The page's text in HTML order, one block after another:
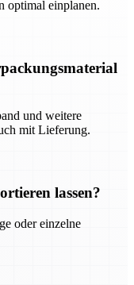
optimal einplanen.
und weitere
mit Lieferung.
lassen?
oder einzelne